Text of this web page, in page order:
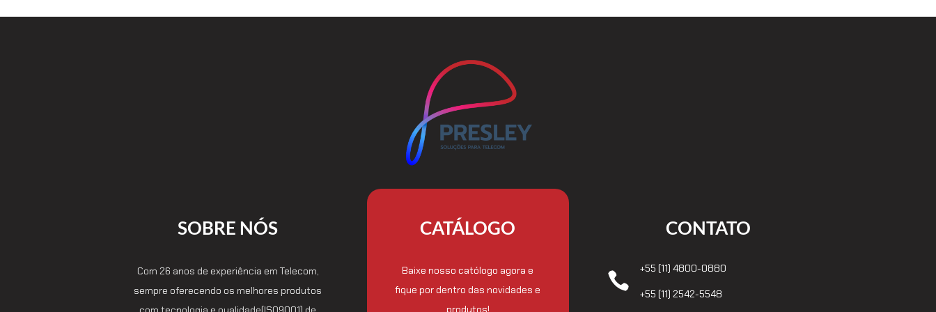
SOBRE NÓS
Com 26 anos de experiência em Telecom,
sempre oferecendo os melhores produtos
CATÁLOGO
Baixe nosso católogo agora e
fique por dentro das novidades e
produtos!
CONTATO

+55 (11) 4800-0880
+55 (11) 2542-5548